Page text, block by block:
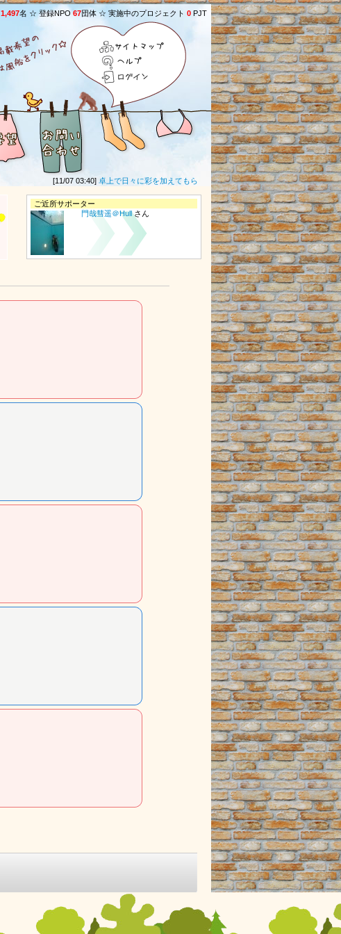
1,497名 ☆ 登録NPO 67団体 ☆ 実施中のプロジェクト 0 PJT
サイトマップ
ヘルプ
ログイン
[11/07 03:40]卓上で日々に彩を加えてもらったあとは、1か月ぶんの気持ちをこめて
ご近所サポーター
門哉彗遥＠Hullさん